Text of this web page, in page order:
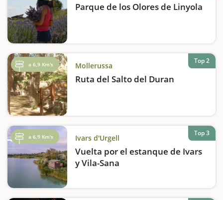
Parque de los Olores de Linyola
a 6,9 Km's Mollerussa
Ruta del Salto del Duran
Top 2
a 6,9 Km's Ivars d'Urgell
Vuelta por el estanque de Ivars
y Vila-Sana
Top 3